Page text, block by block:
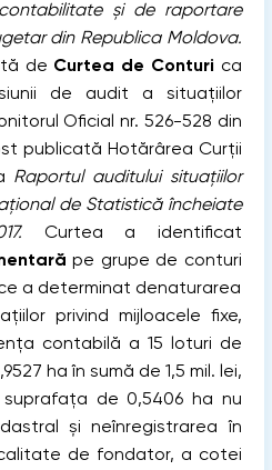
și de raportare
din Republica Moldova.
de Curtea de Conturi ca
de audit a situațiilor
Oficial nr. 526-528 din
publicată Hotărârea Curții
Raportul auditului situațiilor
de Statistică încheiate
Curtea a identificat
pe grupe de conturi
a determinat denaturarea
privind mijloacele fixe,
contabilă a 15 loturi de
ha în sumă de 1,5 mil. lei,
de 0,5406 ha nu
și neînregistrarea în
de fondator, a cotei